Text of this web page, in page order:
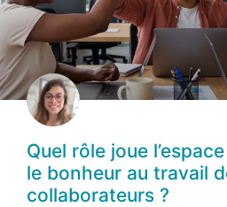
Quel rôle joue
le bonheur au travail
collaborateurs ?